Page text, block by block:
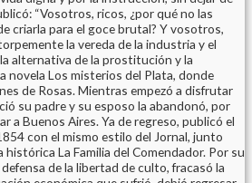
“Vosotros, ricos, ¿por qué no las
criarla para el goce brutal? Y vosotros,
la vereda de la industria y el
alternativa de la prostitución y la
novela Los misterios del Plata, donde
de Rosas. Mientras empezó a disfrutar
su padre y su esposo la abandonó, por
a Buenos Aires. Ya de regreso, publicó el
con el mismo estilo del Jornal, junto
La Familia del Comendador. Por su
de la libertad de culto, fracasó la